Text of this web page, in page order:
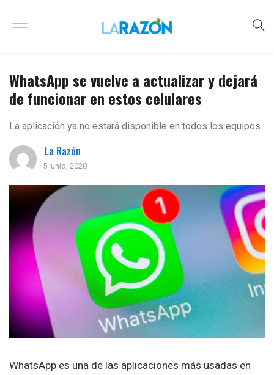
WhatsApp se vuelve a actualizar y dejará
de funcionar en estos celulares
La aplicación ya no estará disponible en todos los equipos.
La Razón
5 junio, 2020
WhatsApp es una de las aplicaciones más usadas en